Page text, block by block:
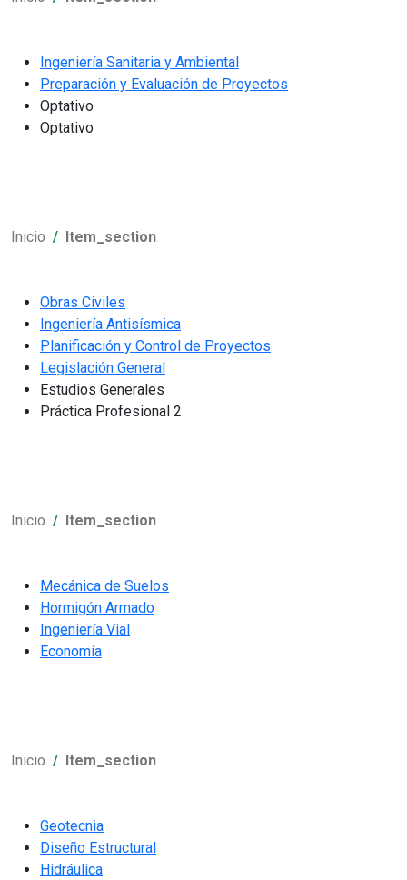
Ingeniería Sanitaria y Ambiental
Preparación y Evaluación de Proyectos
Optativo
Optativo
Inicio Item_section
Obras Civiles
Ingeniería Antisísmica
Planificación y Control de Proyectos
Legislación General
Estudios Generales
Práctica Profesional 2
Inicio Item_section
Mecánica de Suelos
Hormigón Armado
Ingeniería Vial
Economía
Inicio Item_section
Geotecnia
Diseño Estructural
Hidráulica